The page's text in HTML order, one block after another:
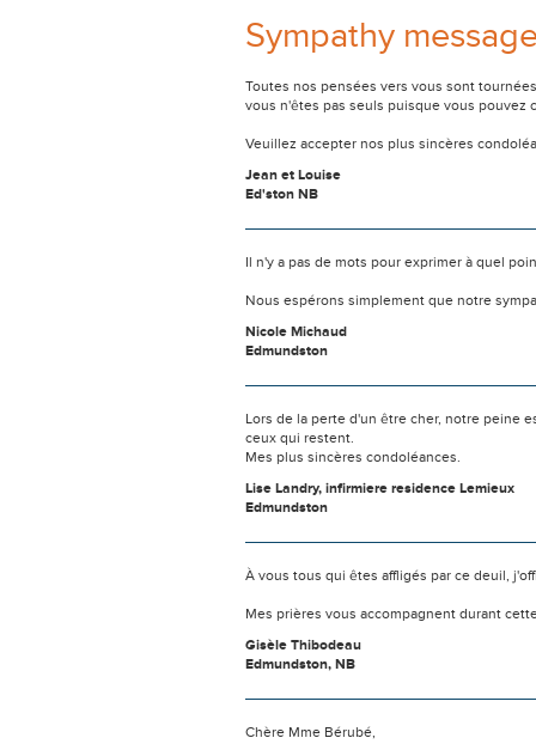
Sympathy
Toutes nos pensées vers vous sont
vous n'êtes pas seuls puisque vous pouvez
Veuillez accepter nos plus sincères
Jean et Louise
Ed'ston NB
Il n'y a pas de mots pour exprimer à quel
Nous espérons simplement que notre
Nicole Michaud
Edmundston
Lors de la perte d'un être cher, notre peine
ceux qui restent.
Mes plus sincères condoléances.
Lise Landry, infirmiere residence Lemieux
Edmundston
À vous tous qui êtes affligés par ce deuil,
Mes prières vous accompagnent durant
Gisèle Thibodeau
Edmundston, NB
Chère Mme Bérubé,